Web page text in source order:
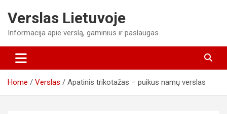
content
Verslas Lietuvoje
Informacija apie verslą, gaminius ir paslaugas
Home Verslas Apatinis trikotažas – puikus namų verslas